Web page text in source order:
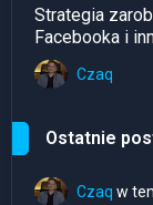
Strategia
Facebooka i
Czaq
Ostatnie
Czaq w